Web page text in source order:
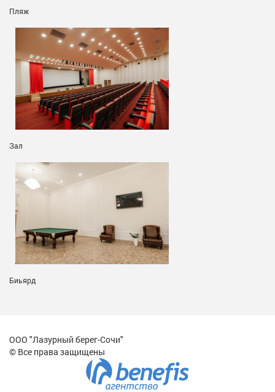
Пляж
Зал
Биьярд
ООО "Лазурный берег-Сочи"
© Все права защищены